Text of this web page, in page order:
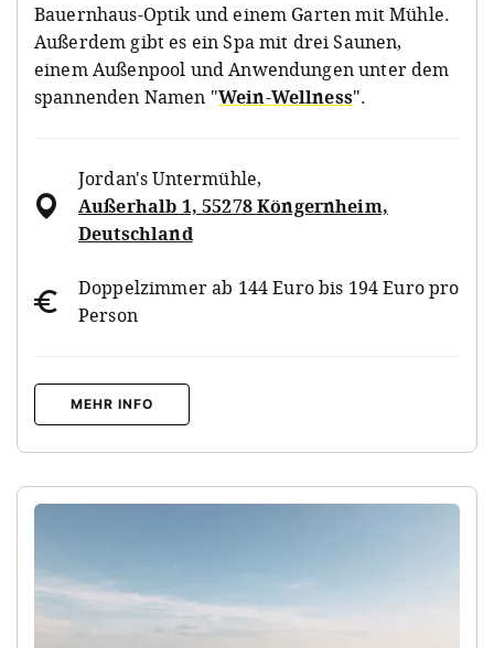
Bauernhaus-Optik und einem Garten mit Mühle.
Außerdem gibt es ein Spa mit drei Saunen,
einem Außenpool und Anwendungen unter dem
spannenden Namen "Wein-Wellness".
Jordan's Untermühle,
Außerhalb 1, 55278 Köngernheim,
Deutschland
Doppelzimmer ab 144 Euro bis 194 Euro pro
Person
MEHR INFO